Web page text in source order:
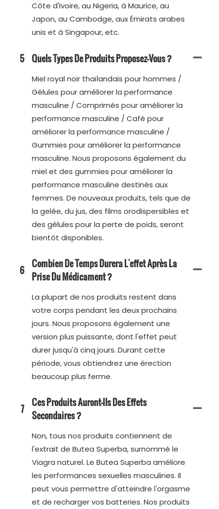
Côte d'Ivoire, au Nigeria, à Maurice, au
Japon, au Cambodge, aux Émirats arabes
unis et à Singapour, etc.
5 Quels Types De Produits Proposez-Vous ?
Miel royal noir thaïlandais pour hommes /
Gélules pour améliorer la performance
masculine / Comprimés pour améliorer la
performance masculine / Café pour
améliorer la performance masculine /
Gummies pour améliorer la performance
masculine. Nous proposons également du
miel et des gummies pour améliorer la
performance masculine destinés aux
femmes. De nouveaux produits, tels que de
la gelée, du jus, des films orodispersibles et
des gélules pour la perte de poids, seront
bientôt disponibles.
6 Combien De Temps Durera L'effet Après La
Prise Du Médicament ?
La plupart de nos produits restent dans
votre corps pendant les deux prochains
jours. Nous proposons également une
version plus puissante, dont l'effet peut
durer jusqu'à cinq jours. Durant cette
période, vous obtiendrez une érection
beaucoup plus ferme.
7
Ces Produits Auront-Ils Des Effets
Secondaires ?
Non, tous nos produits contiennent de
l'extrait de Butea Superba, surnommé le
Viagra naturel. Le Butea Superba améliore
les performances sexuelles masculines. Il
peut vous permettre d'atteindre l'orgasme
et de recharger vos batteries. Nos produits